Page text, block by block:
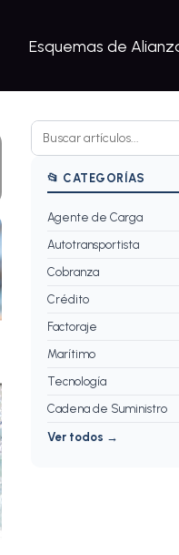
Esquemas de
📂 CATEGORÍAS
Agente de Carga
Autotransportista
Cobranza
Crédito
Factoraje
Marítimo
Tecnología
Cadena de Suministro
Ver todos →